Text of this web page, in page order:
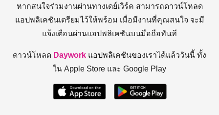
หากสนใจร่วมงานผ่านทางเดย์เวิร์ค สามารถดาวน์โหลด
แอปพลิเคชันเตรียมไว้ให้พร้อม เมื่อมีงานที่คุณสนใจ จะมี
แจ้งเตือนผ่านแอปพลิเคชันบนมือถือทันที
ดาวน์โหลด Daywork แอปพลิเคชันของเราได้แล้ววันนี้ ทั้ง
ใน Apple Store และ Google Play